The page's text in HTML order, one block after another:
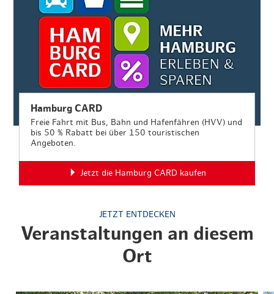
Hamburg CARD
Freie Fahrt mit Bus, Bahn und Hafenfähren (HVV) und
bis 50 % Rabatt bei über 150 touristischen
Angeboten.
Jetzt die Hamburg CARD kaufen
JETZT ENTDECKEN
Veranstaltungen an diesem
Ort